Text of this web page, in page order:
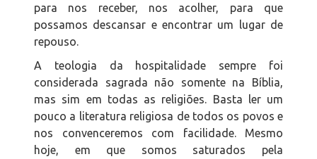
para nos receber, nos acolher, para que
possamos descansar e encontrar um lugar de
repouso.
A teologia da hospitalidade sempre foi
considerada sagrada não somente na Bíblia,
mas sim em todas as religiões. Basta ler um
pouco a literatura religiosa de todos os povos e
nos convenceremos com facilidade. Mesmo
hoje, em que somos saturados pela